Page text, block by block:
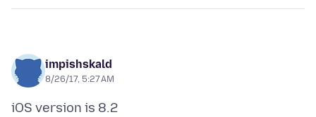
impishskald
8/26/17, 5:27 AM
iOS version is 8.2